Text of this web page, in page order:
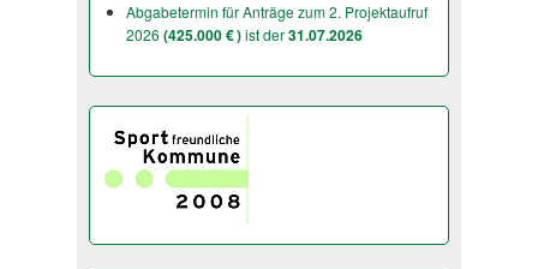
Abgabetermin für Anträge zum 2. Projektaufruf
2026 (425.000 € )ist der31.07.2026